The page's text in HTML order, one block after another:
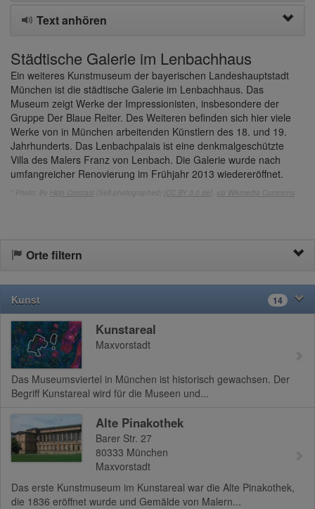
Text anhören
Städtische Galerie im Lenbachhaus
Ein weiteres Kunstmuseum der bayerischen Landeshauptstadt
München ist die städtische Galerie im Lenbachhaus. Das
Museum zeigt Werke der Impressionisten, insbesondere der
Gruppe Der Blaue Reiter. Des Weiteren befinden sich hier viele
Werke von in München arbeitenden Künstlern des 18. und 19.
Jahrhunderts. Das Lenbachpalais ist eine denkmalgeschützte
Villa des Malers Franz von Lenbach. Die Galerie wurde nach
umfangreicher Renovierung im Frühjahr 2013 wiedereröffnet.
* Photo: By High Contrast (Self-photographed) [ CC BY 3.0 de ], via Wikimedia Commons
Orte filtern
Kunst 14
Kunstareal
Maxvorstadt
Das Museumsviertel in München ist historisch gewachsen. Der
Begriff Kunstareal wird für die Museen und...
Alte Pinakothek
Barer Str. 27
80333 München
Maxvorstadt
Das erste Kunstmuseum im Kunstareal war die Alte Pinakothek,
die 1836 eröffnet wurde und Gemälde von Malern...